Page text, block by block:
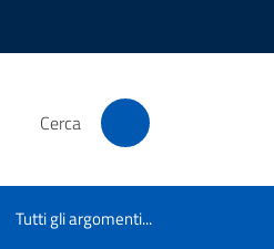
Cerca
Tutti gli argomenti...